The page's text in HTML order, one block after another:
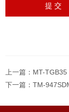
上一篇： MT-
下一篇：TM-